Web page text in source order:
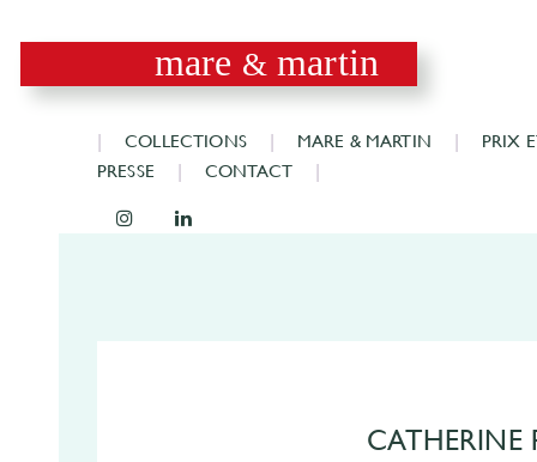
mare & martin
COLLECTIONS MARE & MARTIN
PRIX
PRESSE
CONTACT
CATHERINE